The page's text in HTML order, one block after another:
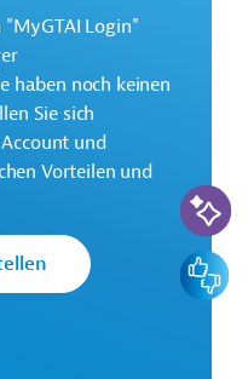
für
in der
Lateinamerika und
Login"
haben noch keinen
Sie sich
und
Vorteilen und
KI-